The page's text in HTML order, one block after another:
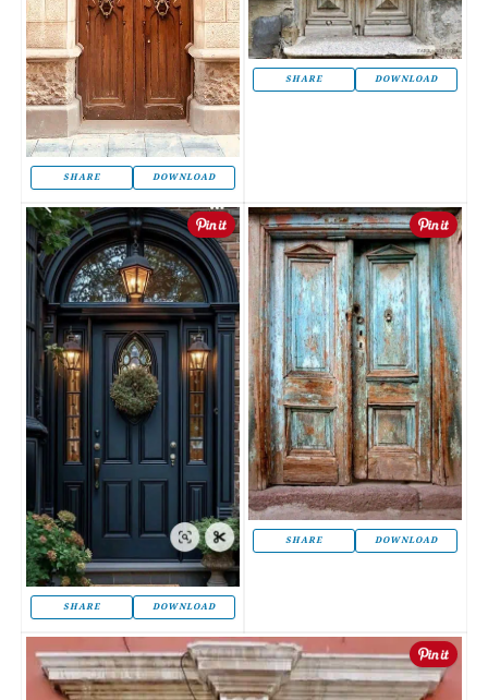
SHARE DOWNLOAD
SHARE DOWNLOAD
SHARE DOWNLOAD
SHARE DOWNLOAD